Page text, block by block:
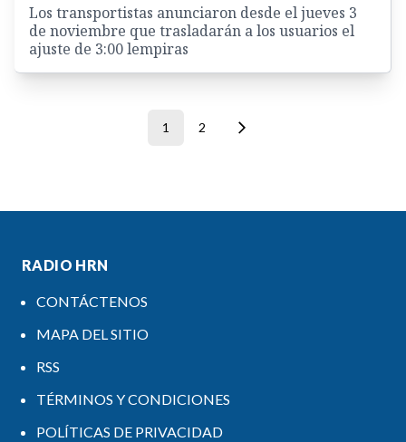
Los transportistas anunciaron desde el jueves 3
de noviembre que trasladarán a los usuarios el
ajuste de 3:00 lempiras
1 2
RADIO HRN
CONTÁCTENOS
MAPA DEL SITIO
RSS
TÉRMINOS Y CONDICIONES
POLÍTICAS DE PRIVACIDAD